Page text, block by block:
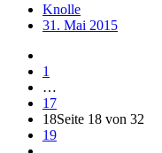
Knolle
31. Mai 2015
1
…
17
18Seite 18 von 32
19